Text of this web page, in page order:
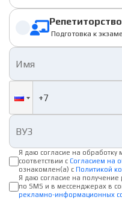
Подготовка к
Я даю согласие на
соответствии с Согласием на
ознакомлен(а) с Политикой
Я даю согласие на
по SMS и в мессенджерах в
рекламно-информационных